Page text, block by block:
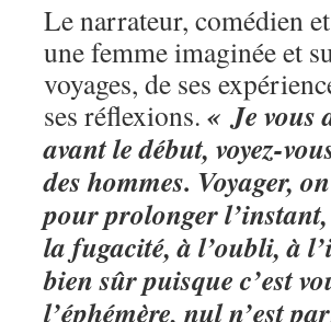
Le narrateur, comédien
une femme imaginée et
voyages, de ses
ses réflexions. « Je vous
avant le début, voyez-
des hommes. Voyager,
pour prolonger
la fugacité, à l’oubli, à
bien sûr puisque c’est
l’éphémère, nul n’est